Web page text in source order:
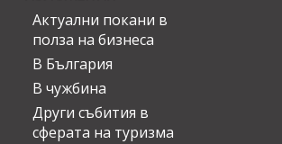
Актуални покани в
полза на бизнеса
В България
В чужбина
Други събития в
сферата на туризма